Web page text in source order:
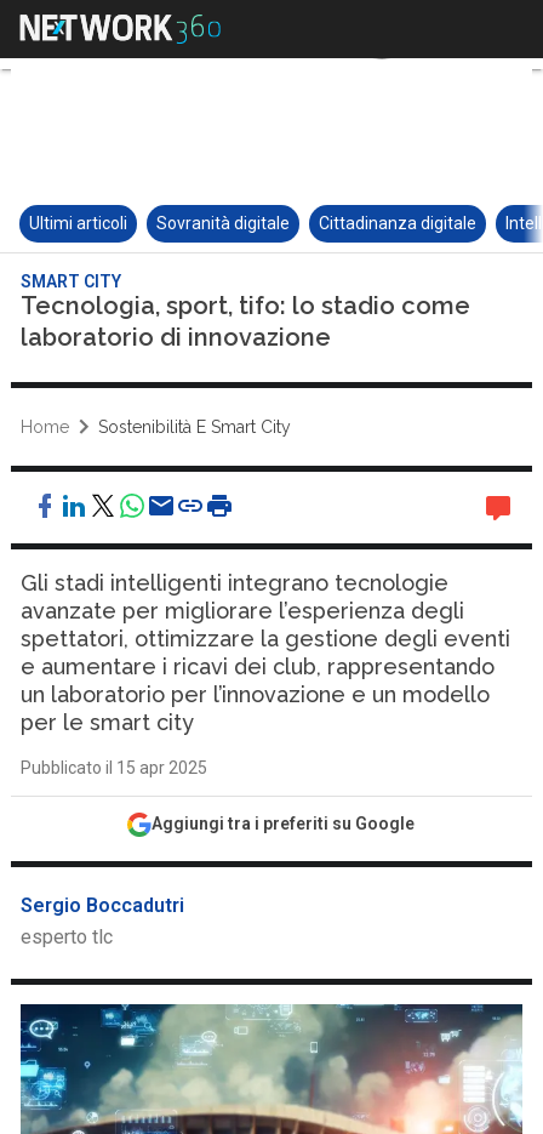
Ultimi articoli Sovranità digitale Cittadinanza digitale
SMART CITY
Tecnologia, sport, tifo: lo stadio come
laboratorio di innovazione
Home Sostenibilità E Smart City
Gli stadi intelligenti integrano tecnologie
avanzate per migliorare l’esperienza degli
spettatori, ottimizzare la gestione degli eventi
e aumentare i ricavi dei club, rappresentando
un laboratorio per l’innovazione e un modello
per le smart city
Pubblicato il 15 apr 2025
Aggiungi tra i preferiti su Google
Sergio Boccadutri
esperto tlc